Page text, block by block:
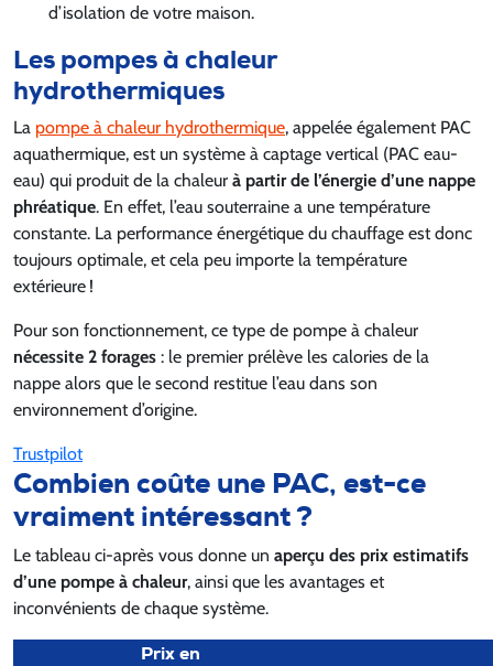
d’isolation de votre maison.
Les pompes à chaleur
hydrothermiques
La pompe à chaleur hydrothermique, appelée également PAC
aquathermique, est un système à captage vertical (PAC eau-
eau) qui produit de la chaleur à partir de l’énergie d’une nappe
phréatique. En effet, l’eau souterraine a une température
constante. La performance énergétique du chauffage est donc
toujours optimale, et cela peu importe la température
extérieure !
Pour son fonctionnement, ce type de pompe à chaleur
nécessite 2 forages : le premier prélève les calories de la
nappe alors que le second restitue l’eau dans son
environnement d’origine.
Trustpilot
Combien coûte une PAC, est-ce
vraiment intéressant ?
Le tableau ci-après vous donne un aperçu des prix estimatifs
d’une pompe à chaleur, ainsi que les avantages et
inconvénients de chaque système.
Prix en